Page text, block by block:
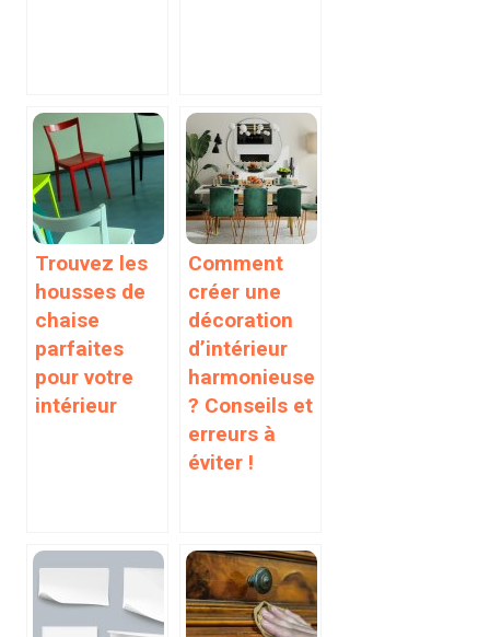
Trouvez les
housses de
chaise
parfaites
pour votre
intérieur
Comment
créer une
décoration
d’intérieur
harmonieuse
? Conseils et
erreurs à
éviter !